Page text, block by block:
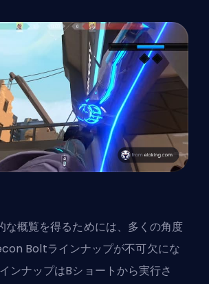
な概覧を得るためには、多くの角度
Boltラインナップが不可欠にな
ンナップはBショートから実行さ